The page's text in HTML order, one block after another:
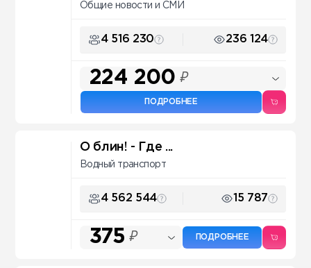
Общие новости и СМИ
4 516 230 236 124
224 200 ₽
ПОДРОБНЕЕ
О блин! - Где ...
Водный транспорт
4 562 544 15 787
375 ₽ ПОДРОБНЕЕ